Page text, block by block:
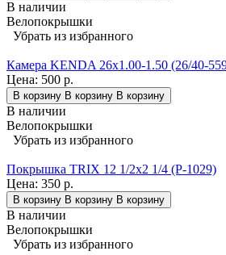
В наличии
Велопокрышки
Убрать из избранного
Камера KENDA 26x1.00-1.50 (26/40-
Цена: 500 р.
В корзину В корзину В корзину
В наличии
Велопокрышки
Убрать из избранного
Покрышка TRIX 12 1/2x2 1/4 (P-1029)
Цена: 350 р.
В корзину В корзину В корзину
В наличии
Велопокрышки
Убрать из избранного